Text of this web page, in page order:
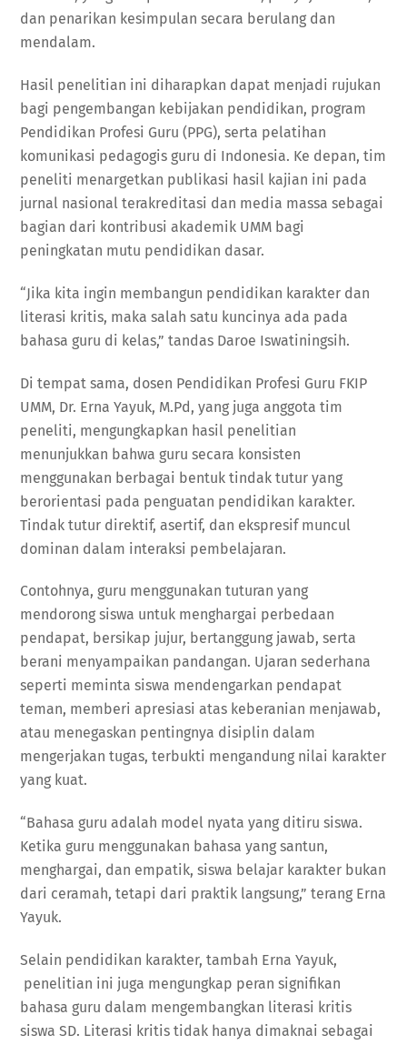
dan penarikan kesimpulan secara berulang dan
mendalam.
Hasil penelitian ini diharapkan dapat menjadi rujukan
bagi pengembangan kebijakan pendidikan, program
Pendidikan Profesi Guru (PPG), serta pelatihan
komunikasi pedagogis guru di Indonesia. Ke depan, tim
peneliti menargetkan publikasi hasil kajian ini pada
jurnal nasional terakreditasi dan media massa sebagai
bagian dari kontribusi akademik UMM bagi
peningkatan mutu pendidikan dasar.
“Jika kita ingin membangun pendidikan karakter dan
literasi kritis, maka salah satu kuncinya ada pada
bahasa guru di kelas,” tandas Daroe Iswatiningsih.
Di tempat sama, dosen Pendidikan Profesi Guru FKIP
UMM, Dr. Erna Yayuk, M.Pd, yang juga anggota tim
peneliti, mengungkapkan hasil penelitian
menunjukkan bahwa guru secara konsisten
menggunakan berbagai bentuk tindak tutur yang
berorientasi pada penguatan pendidikan karakter.
Tindak tutur direktif, asertif, dan ekspresif muncul
dominan dalam interaksi pembelajaran.
Contohnya, guru menggunakan tuturan yang
mendorong siswa untuk menghargai perbedaan
pendapat, bersikap jujur, bertanggung jawab, serta
berani menyampaikan pandangan. Ujaran sederhana
seperti meminta siswa mendengarkan pendapat
teman, memberi apresiasi atas keberanian menjawab,
atau menegaskan pentingnya disiplin dalam
mengerjakan tugas, terbukti mengandung nilai karakter
yang kuat.
“Bahasa guru adalah model nyata yang ditiru siswa.
Ketika guru menggunakan bahasa yang santun,
menghargai, dan empatik, siswa belajar karakter bukan
dari ceramah, tetapi dari praktik langsung,” terang Erna
Yayuk.
Selain pendidikan karakter, tambah Erna Yayuk,
penelitian ini juga mengungkap peran signifikan
bahasa guru dalam mengembangkan literasi kritis
siswa SD. Literasi kritis tidak hanya dimaknai sebagai